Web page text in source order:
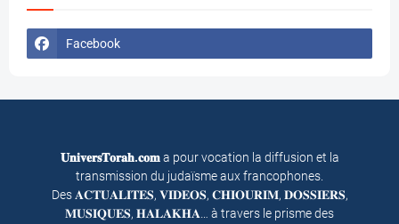
Facebook
𝐔𝐧𝐢𝐯𝐞𝐫𝐬𝐓𝐨𝐫𝐚𝐡.𝐜𝐨𝐦a pour vocation la diffusion et la
transmission du judaïsme aux francophones.
Des 𝐀𝐂𝐓𝐔𝐀𝐋𝐈𝐓𝐄𝐒, 𝐕𝐈𝐃𝐄𝐎𝐒, 𝐂𝐇𝐈𝐎𝐔𝐑𝐈𝐌, 𝐃𝐎𝐒𝐒𝐈𝐄𝐑𝐒,
𝐌𝐔𝐒𝐈𝐐𝐔𝐄𝐒, 𝐇𝐀𝐋𝐀𝐊𝐇𝐀… à travers le prisme des